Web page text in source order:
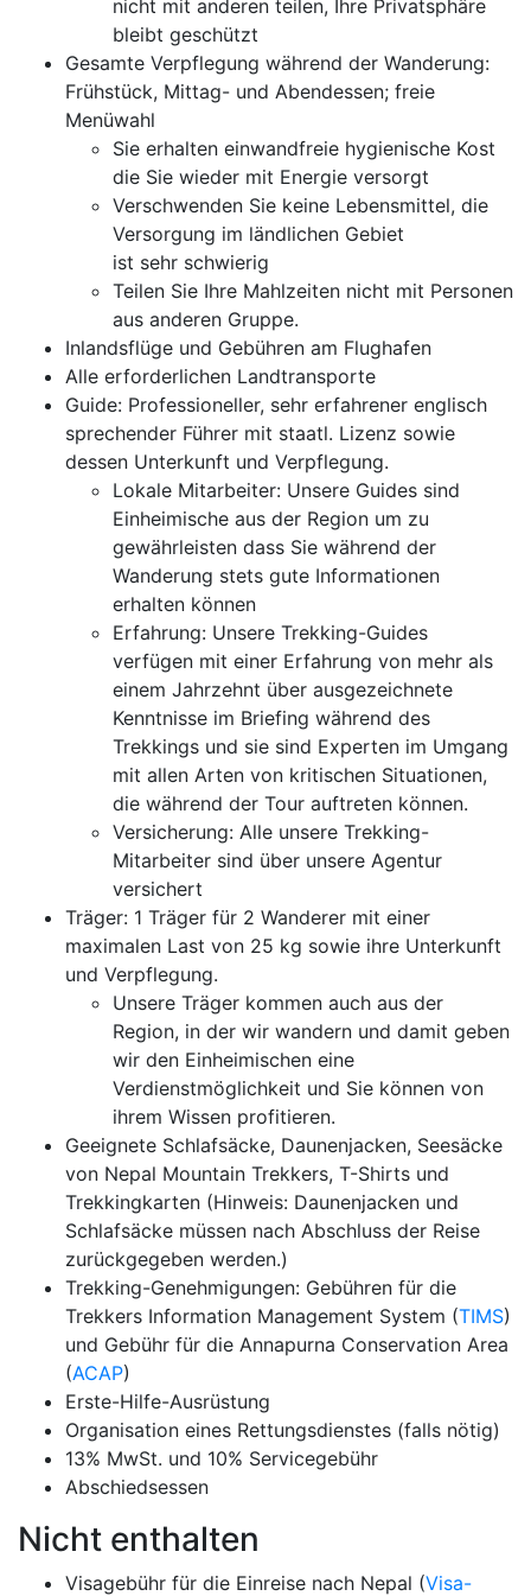
nicht mit anderen teilen, Ihre Privatsphäre
bleibt geschützt
Gesamte Verpflegung während der Wanderung:
Frühstück, Mittag- und Abendessen; freie
Menüwahl
Sie erhalten einwandfreie hygienische Kost
die Sie wieder mit Energie versorgt
Verschwenden Sie keine Lebensmittel, die
Versorgung im ländlichen Gebiet
ist sehr schwierig
Teilen Sie Ihre Mahlzeiten nicht mit Personen
aus anderen Gruppe.
Inlandsflüge und Gebühren am Flughafen
Alle erforderlichen Landtransporte
Guide: Professioneller, sehr erfahrener englisch
sprechender Führer mit staatl. Lizenz sowie
dessen Unterkunft und Verpflegung.
Lokale Mitarbeiter: Unsere Guides sind
Einheimische aus der Region um zu
gewährleisten dass Sie während der
Wanderung stets gute Informationen
erhalten können
Erfahrung: Unsere Trekking-Guides
verfügen mit einer Erfahrung von mehr als
einem Jahrzehnt über ausgezeichnete
Kenntnisse im Briefing während des
Trekkings und sie sind Experten im Umgang
mit allen Arten von kritischen Situationen,
die während der Tour auftreten können.
Versicherung: Alle unsere Trekking-
Mitarbeiter sind über unsere Agentur
versichert
Träger: 1 Träger für 2 Wanderer mit einer
maximalen Last von 25 kg sowie ihre Unterkunft
und Verpflegung.
Unsere Träger kommen auch aus der
Region, in der wir wandern und damit geben
wir den Einheimischen eine
Verdienstmöglichkeit und Sie können von
ihrem Wissen profitieren.
Geeignete Schlafsäcke, Daunenjacken, Seesäcke
von Nepal Mountain Trekkers, T-Shirts und
Trekkingkarten (Hinweis: Daunenjacken und
Schlafsäcke müssen nach Abschluss der Reise
zurückgegeben werden.)
Trekking-Genehmigungen: Gebühren für die
Trekkers Information Management System (TIMS)
und Gebühr für die Annapurna Conservation Area
(ACAP)
Erste-Hilfe-Ausrüstung
Organisation eines Rettungsdienstes (falls nötig)
13% MwSt. und 10% Servicegebühr
Abschiedsessen
Nicht enthalten
Visagebühr für die Einreise nach Nepal (Visa-